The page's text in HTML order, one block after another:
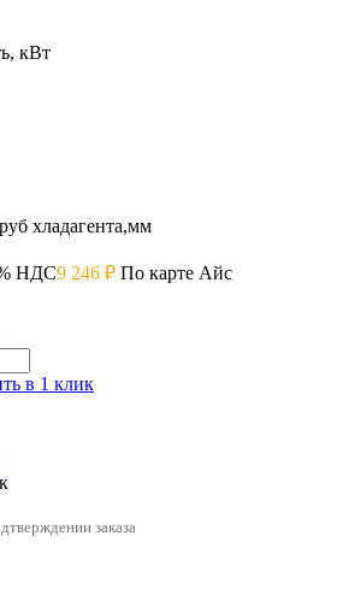
кВт
хладагента,мм
НДС9 246 ₽ По карте Айс
в 1 клик
заказа